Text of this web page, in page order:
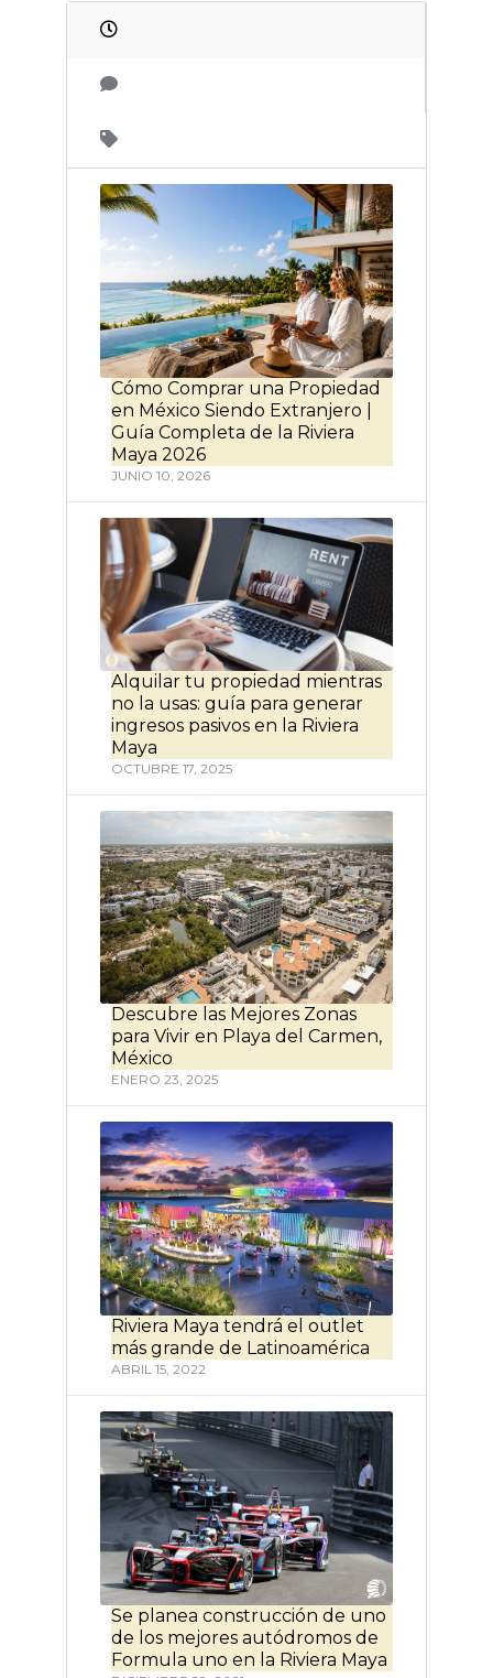
Cómo Comprar una Propiedad
en México Siendo Extranjero |
Guía Completa de la Riviera
Maya 2026
JUNIO 10, 2026
Alquilar tu propiedad mientras
no la usas: guía para generar
ingresos pasivos en la Riviera
Maya
OCTUBRE 17, 2025
Descubre las Mejores Zonas
para Vivir en Playa del Carmen,
México
ENERO 23, 2025
Riviera Maya tendrá el outlet
más grande de Latinoamérica
ABRIL 15, 2022
Se planea construcción de uno
de los mejores autódromos de
Formula uno en la Riviera Maya